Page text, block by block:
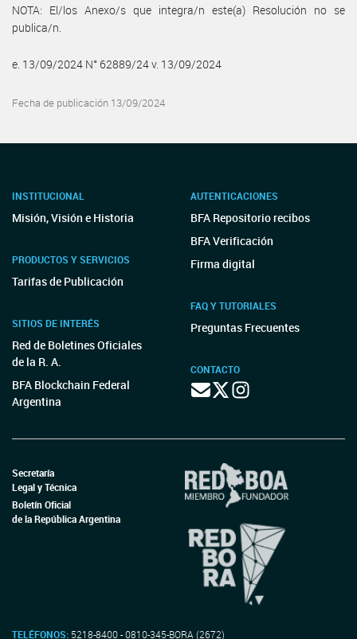
NOTA: El/los Anexo/s que integra/n este(a) Resolución no se
publica/n.
e. 13/09/2024 N° 62889/24 v. 13/09/2024
Fecha de publicación 13/09/2024
INSTITUCIONAL
Misión, Visión e Historia
PRODUCTOS Y SERVICIOS
Tarifas de Publicación
SITIOS DE INTERÉS
Red de Boletines Oficiales
de la R. A.
BFA Blockchain Federal
Argentina
AUTENTICACIONES
BFA Repositorio recibos
BFA Verificación
Firma digital
FAQ Y TUTORIALES
Preguntas Frecuentes
CONTACTO
Secretaría
Legal y Técnica
Boletín Oficial
de la República Argentina
TELÉFONOS: 5218-8400 - 0810-345-BORA (2672)